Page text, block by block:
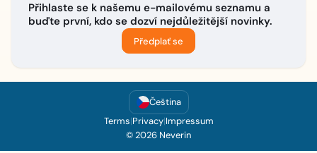
Přihlaste se k našemu e-mailovému seznamu a
buďte první, kdo se dozví nejdůležitější novinky.
Předplať se
Čeština
Terms|Privacy|Impressum
© 2026 Neverin